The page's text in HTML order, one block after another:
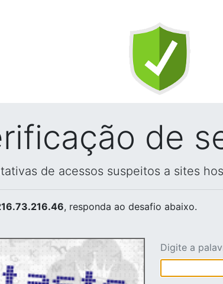
de
de acessos suspeitos a sites
, responda ao desafio abaixo.
Digite a